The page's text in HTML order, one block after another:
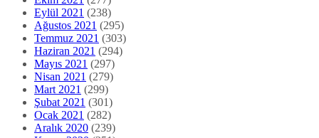
Eylül 2021 (238)
Ağustos 2021 (295)
Temmuz 2021 (303)
Haziran 2021 (294)
Mayıs 2021 (297)
Nisan 2021 (279)
Mart 2021 (299)
Şubat 2021 (301)
Ocak 2021 (282)
Aralık 2020 (239)